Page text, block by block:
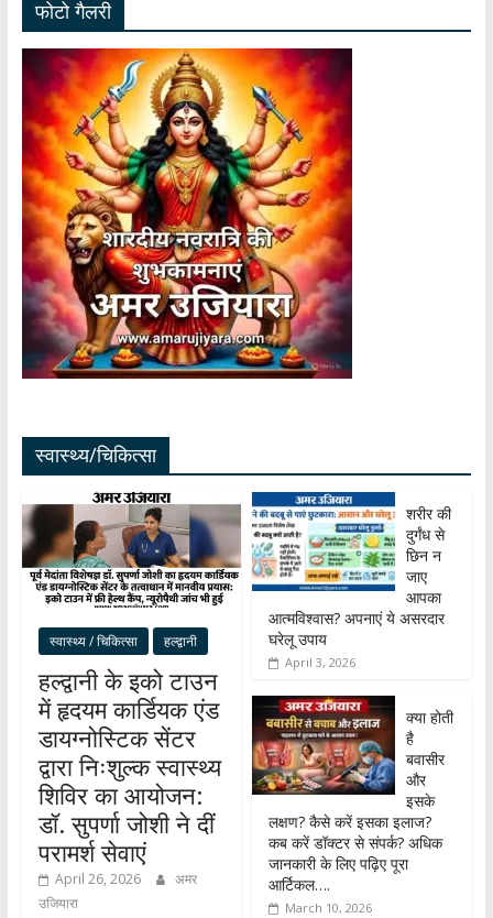
फोटो गैलरी
स्वास्थ्य/चिकित्सा
स्वास्थ्य / चिकित्सा हल्द्वानी
हल्द्वानी के इको टाउन
में हृदयम कार्डियक एंड
डायग्नोस्टिक सेंटर
द्वारा निःशुल्क स्वास्थ्य
शिविर का आयोजन:
डॉ. सुपर्णा जोशी ने दीं
परामर्श सेवाएं
April 26, 2026
अमर
उजियारा
शरीर की
दुर्गंध से
छिन न
जाए
आपका
आत्मविश्वास? अपनाएं ये असरदार
घरेलू उपाय
April 3, 2026
क्या होती
है
बवासीर
और
इसके
लक्षण? कैसे करें इसका इलाज?
कब करें डॉक्टर से संपर्क? अधिक
जानकारी के लिए पढ़िए पूरा
आर्टिकल….
March 10, 2026